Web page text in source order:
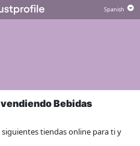
Bebidas
siguientes tiendas online para ti y